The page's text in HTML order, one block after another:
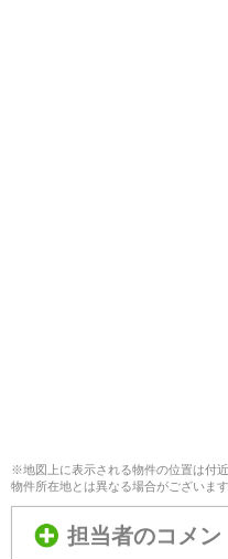
※地図上に表示される物件の位置は付
物件所在地とは異なる場合がございます
担当者のコメン